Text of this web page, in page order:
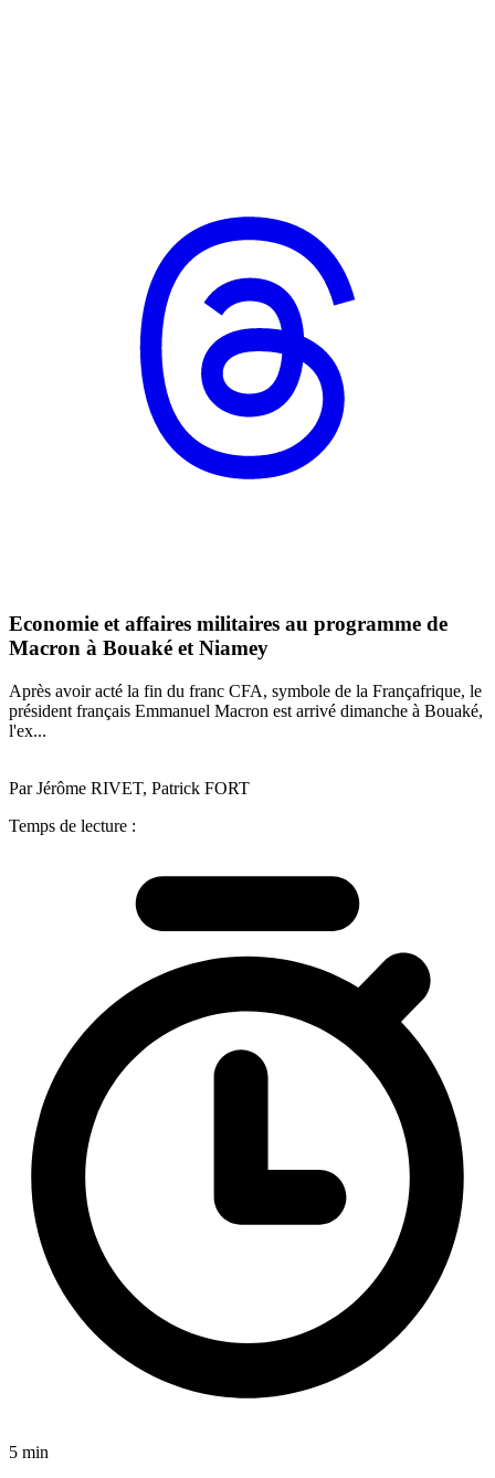
Economie et affaires militaires au programme de
Macron à Bouaké et Niamey
Après avoir acté la fin du franc CFA, symbole de la Françafrique, le
président français Emmanuel Macron est arrivé dimanche à Bouaké,
l'ex...
Par Jérôme RIVET, Patrick FORT
Temps de lecture :
5 min